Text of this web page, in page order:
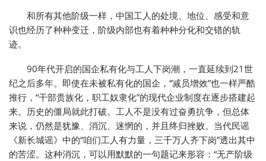
和所有其他阶级一样，中国工人的处境、地位、感受和意
识也经历了种种变迁，阶级内部也有着种种分化和交错的轨
迹。
90年代开启的国企私有化与工人下岗潮，一直延续到21世
纪之后多年。即使在未被私有化的国企，“减员增效”也一样严酷
推行，“干部贵族化，职工奴隶化”的现代企业制度在逐步搭建起
来。历史的僵局就此打破。工人不是没有过奋勇抗争，但总体
来说，仍然是犹豫、消沉、迷惘的，并且终归挫败。当代民谣
《新长城谣》中的“咱们工人有力量，三千万人齐下岗”透出其中
的苦涩。这种消沉，可以用默默的一句题记来形容：“无产阶级